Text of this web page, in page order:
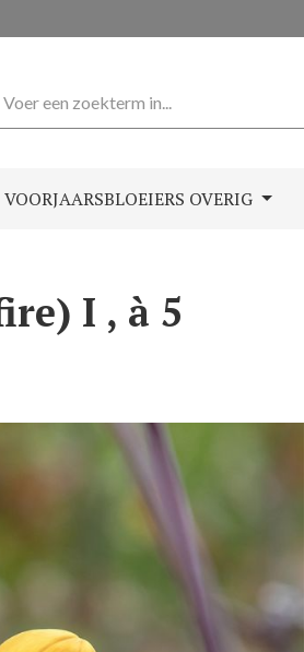
VOORJAARSBLOEIERS OVERIG
I , à 5